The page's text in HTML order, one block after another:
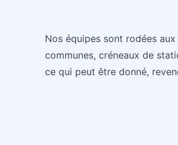
Nos équipes sont rodées
communes, créneaux de
ce qui peut être donné,